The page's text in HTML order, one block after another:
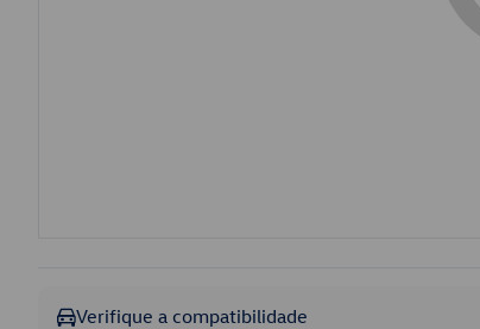
Verifique a compatibilidade